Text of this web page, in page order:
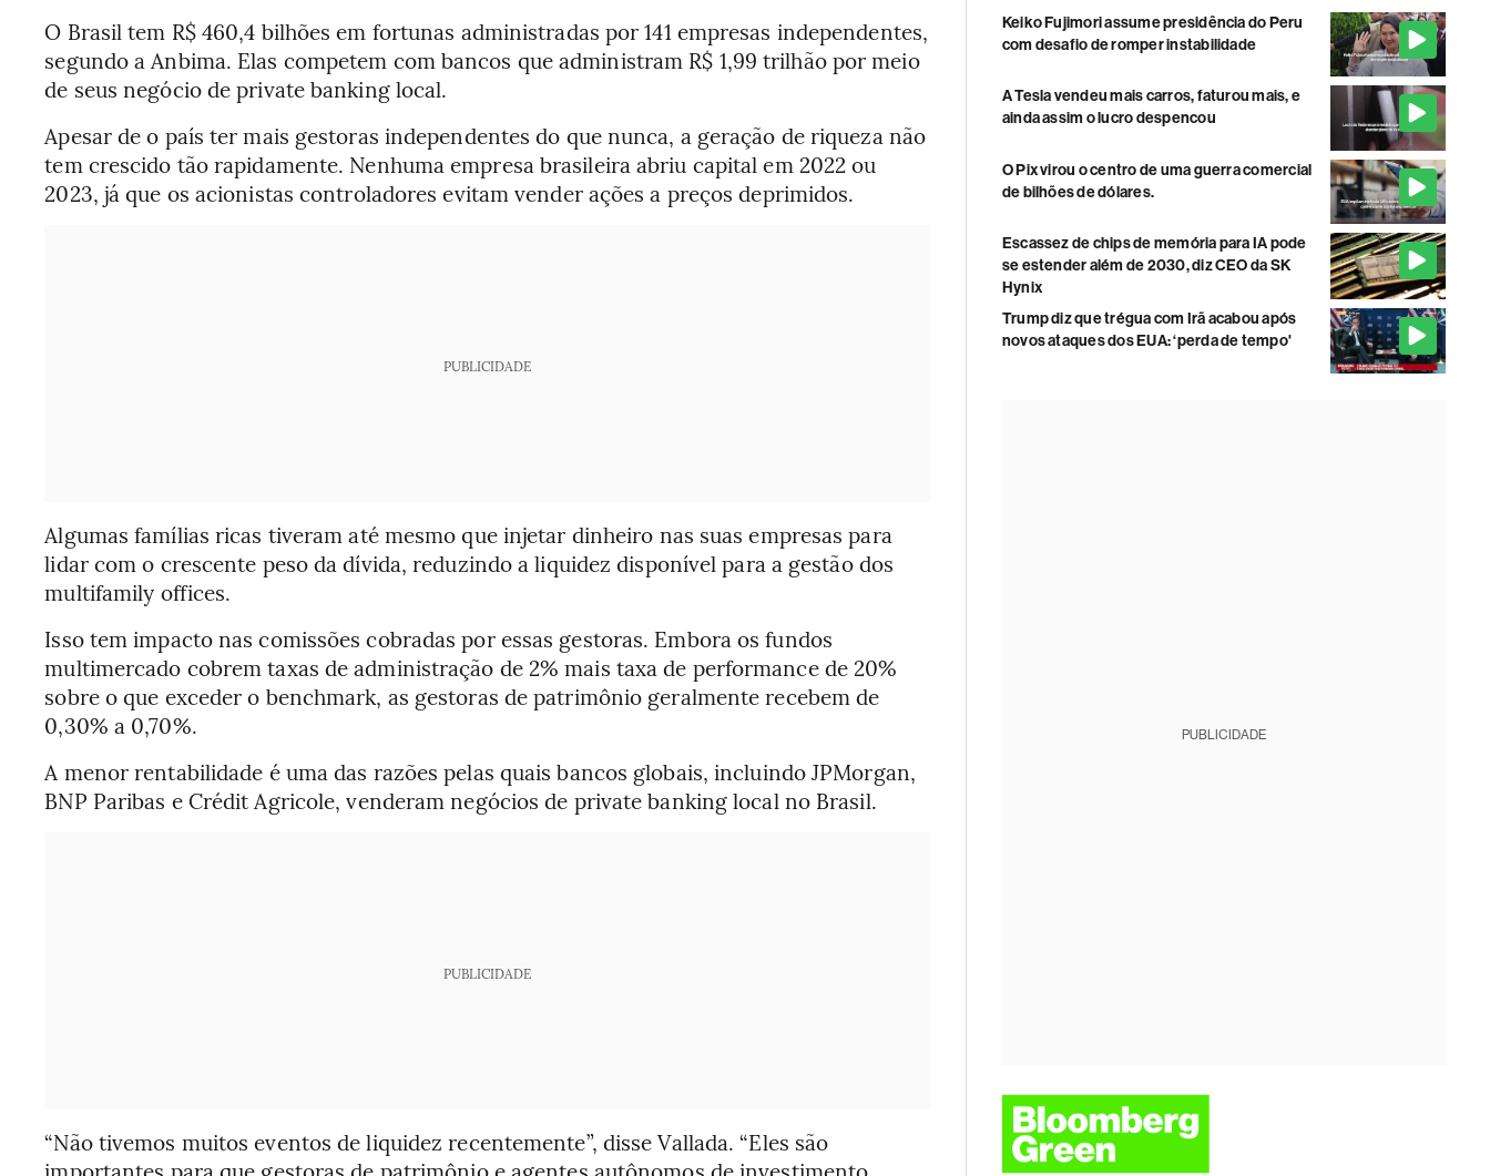
O Brasil tem R$ 460,4 bilhões em fortunas administradas por 141 empresas independentes,
segundo a Anbima. Elas competem com bancos que administram R$ 1,99 trilhão por meio
de seus negócio de private banking local.
Apesar de o país ter mais gestoras independentes do que nunca, a geração de riqueza não
tem crescido tão rapidamente. Nenhuma empresa brasileira abriu capital em 2022 ou
2023, já que os acionistas controladores evitam vender ações a preços deprimidos.
PUBLICIDADE
Algumas famílias ricas tiveram até mesmo que injetar dinheiro nas suas empresas para
lidar com o crescente peso da dívida, reduzindo a liquidez disponível para a gestão dos
multifamily offices.
Isso tem impacto nas comissões cobradas por essas gestoras. Embora os fundos
multimercado cobrem taxas de administração de 2% mais taxa de performance de 20%
sobre o que exceder o benchmark, as gestoras de patrimônio geralmente recebem de
0,30% a 0,70%.
A menor rentabilidade é uma das razões pelas quais bancos globais, incluindo JPMorgan,
BNP Paribas e Crédit Agricole, venderam negócios de private banking local no Brasil.
PUBLICIDADE
“Não tivemos muitos eventos de liquidez recentemente”, disse Vallada. “Eles são
Keiko Fujimori assume presidência do Peru
com desafio de romper instabilidade
A Tesla vendeu mais carros, faturou mais, e
ainda assim o lucro despencou
O Pix virou o centro de uma guerra comercial
de bilhões de dólares.
Escassez de chips de memória para IA pode
se estender além de 2030, diz CEO da SK
Hynix
Trump diz que trégua com Irã acabou após
novos ataques dos EUA: ‘perda de tempo'
PUBLICIDADE